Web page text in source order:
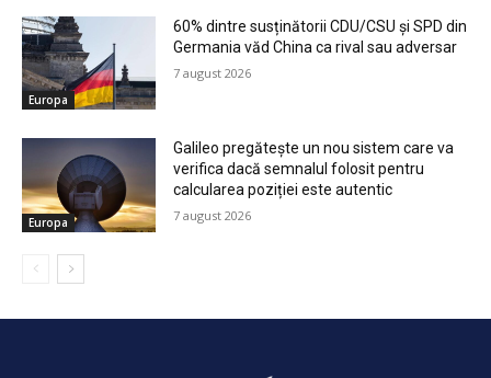
Europa
60% dintre susținătorii CDU/CSU și SPD din
Germania văd China ca rival sau adversar
7 august 2026
Europa
Galileo pregătește un nou sistem care va
verifica dacă semnalul folosit pentru
calcularea poziției este autentic
7 august 2026